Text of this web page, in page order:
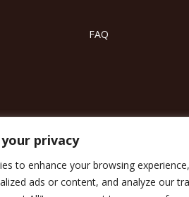
privacy
to enhance your browsing experience,
ads or content, and analyze our
FAQ
Meet over